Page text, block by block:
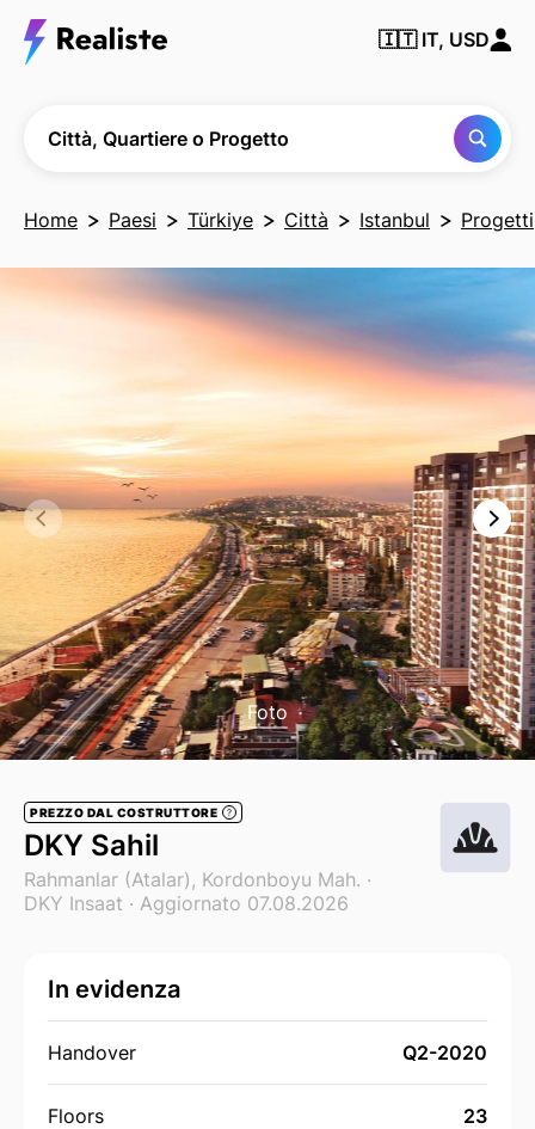
🇮🇹 IT, USD
Città, Quartiere o Progetto
Home Paesi Türkiye Città Istanbul Progetti
Foto
PREZZO DAL COSTRUTTORE ?
DKY Sahil
Rahmanlar (Atalar), Kordonboyu Mah. ·
DKY Insaat · Aggiornato 07.08.2026
In evidenza
Handover Q2-2020
Floors 23